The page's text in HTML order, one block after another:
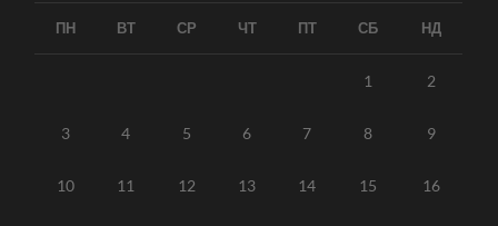
ПН ВТ СР ЧТ ПТ СБ НД
1 2
3 4 5 6 7 8 9
10 11 12 13 14 15 16